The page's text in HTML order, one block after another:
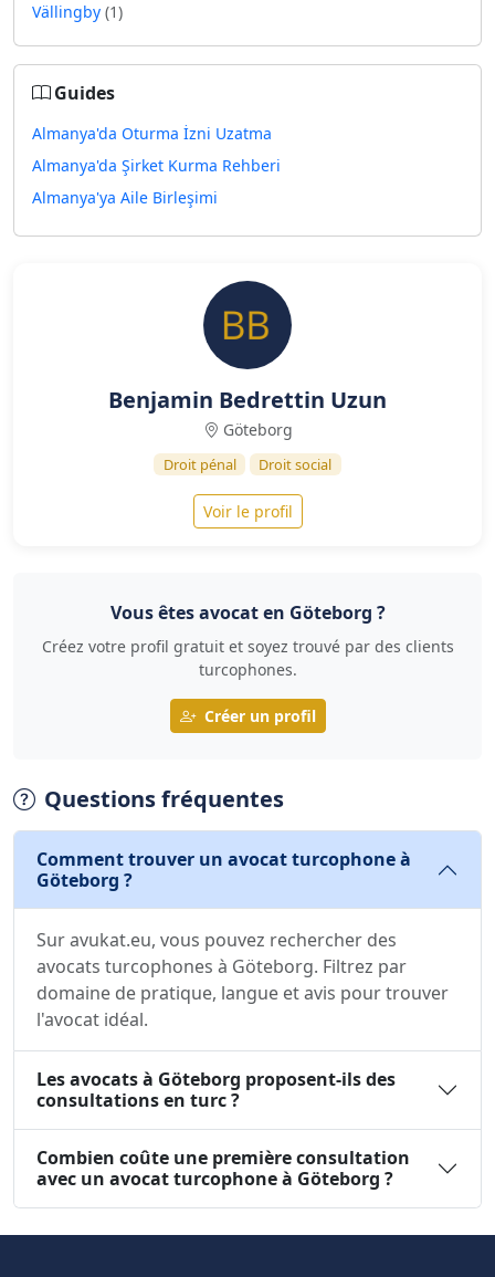
Vällingby (1)
Guides
Almanya'da Oturma İzni Uzatma
Almanya'da Şirket Kurma Rehberi
Almanya'ya Aile Birleşimi
Benjamin Bedrettin Uzun
Göteborg
Droit pénal Droit social
Voir le profil
Vous êtes avocat en Göteborg ?
Créez votre profil gratuit et soyez trouvé par des clients
turcophones.
Créer un profil
Questions fréquentes
Comment trouver un avocat turcophone à
Göteborg ?
Sur avukat.eu, vous pouvez rechercher des
avocats turcophones à Göteborg. Filtrez par
domaine de pratique, langue et avis pour trouver
l'avocat idéal.
Les avocats à Göteborg proposent-ils des
consultations en turc ?
Combien coûte une première consultation
avec un avocat turcophone à Göteborg ?